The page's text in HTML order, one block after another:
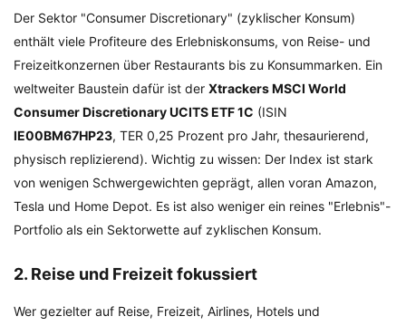
Der Sektor "Consumer Discretionary" (zyklischer Konsum)
enthält viele Profiteure des Erlebniskonsums, von Reise- und
Freizeitkonzernen über Restaurants bis zu Konsummarken. Ein
weltweiter Baustein dafür ist der Xtrackers MSCI World
Consumer Discretionary UCITS ETF 1C (ISIN
IE00BM67HP23, TER 0,25 Prozent pro Jahr, thesaurierend,
physisch replizierend). Wichtig zu wissen: Der Index ist stark
von wenigen Schwergewichten geprägt, allen voran Amazon,
Tesla und Home Depot. Es ist also weniger ein reines "Erlebnis"-
Portfolio als ein Sektorwette auf zyklischen Konsum.
2. Reise und Freizeit fokussiert
Wer gezielter auf Reise, Freizeit, Airlines, Hotels und